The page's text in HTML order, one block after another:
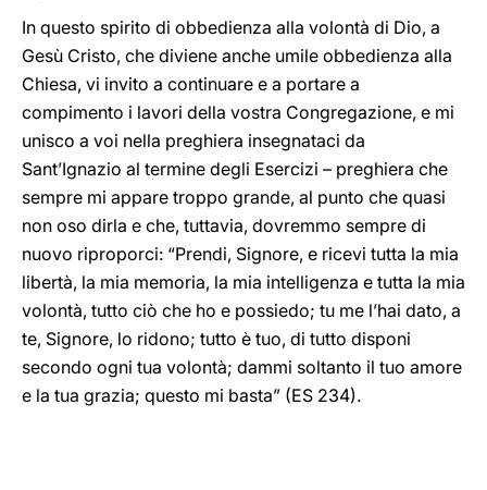
In questo spirito di obbedienza alla volontà di Dio, a
Gesù Cristo, che diviene anche umile obbedienza alla
Chiesa, vi invito a continuare e a portare a
compimento i lavori della vostra Congregazione, e mi
unisco a voi nella preghiera insegnataci da
Sant’Ignazio al termine degli Esercizi – preghiera che
sempre mi appare troppo grande, al punto che quasi
non oso dirla e che, tuttavia, dovremmo sempre di
nuovo riproporci: “Prendi, Signore, e ricevi tutta la mia
libertà, la mia memoria, la mia intelligenza e tutta la mia
volontà, tutto ciò che ho e possiedo; tu me l’hai dato, a
te, Signore, lo ridono; tutto è tuo, di tutto disponi
secondo ogni tua volontà; dammi soltanto il tuo amore
e la tua grazia; questo mi basta” (ES 234).